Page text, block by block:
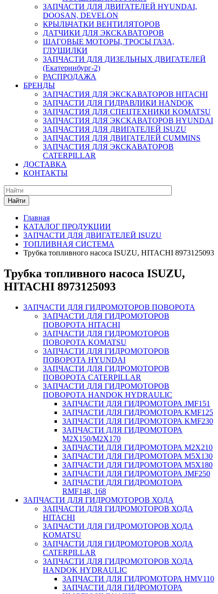
ЗАПЧАСТИ ДЛЯ ДВИГАТЕЛЕЙ HYUNDAI,
DOOSAN, DEVELON
КРЫЛЬЧАТКИ ВЕНТИЛЯТОРОВ
ДАТЧИКИ ДЛЯ ЭКСКАВАТОРОВ
ШАГОВЫЕ МОТОРЫ, ТРОСЫ ГАЗА,
ГЛУШИЛКИ
ЗАПЧАСТИ ДЛЯ ДИЗЕЛЬНЫХ ДВИГАТЕЛЕЙ
(Екатеринбург-2)
РАСПРОДАЖА
БРЕНДЫ
ЗАПЧАСТИЯ ДЛЯ ЭКСКАВАТОРОВ HITACHI
ЗАПЧАСТИ ДЛЯ ГИДРАВЛИКИ HANDOK
ЗАПЧАСТИЯ ДЛЯ СПЕЦТЕХНИКИ KOMATSU
ЗАПЧАСТИЯ ДЛЯ ЭКСКАВАТОРОВ HYUNDAI
ЗАПЧАСТИЯ ДЛЯ ДВИГАТЕЛЕЙ ISUZU
ЗАПЧАСТИЯ ДЛЯ ДВИГАТЕЛЕЙ CUMMINS
ЗАПЧАСТИЯ ДЛЯ ЭКСКАВАТОРОВ
CATERPILLAR
ДОСТАВКА
КОНТАКТЫ
Найти
Главная
КАТАЛОГ ПРОДУКЦИИ
ЗАПЧАСТИ ДЛЯ ДВИГАТЕЛЕЙ ISUZU
ТОПЛИВНАЯ СИСТЕМА
Трубка топливного насоса ISUZU, HITACHI 8973125093
Трубка топливного насоса ISUZU,
HITACHI 8973125093
ЗАПЧАСТИ ДЛЯ ГИДРОМОТОРОВ ПОВОРОТА
ЗАПЧАСТИ ДЛЯ ГИДРОМОТОРОВ
ПОВОРОТА HITACHI
ЗАПЧАСТИ ДЛЯ ГИДРОМОТОРОВ
ПОВОРОТА KOMATSU
ЗАПЧАСТИ ДЛЯ ГИДРОМОТОРОВ
ПОВОРОТА HYUNDAI
ЗАПЧАСТИ ДЛЯ ГИДРОМОТОРОВ
ПОВОРОТА CATERPILLAR
ЗАПЧАСТИ ДЛЯ ГИДРОМОТОРОВ
ПОВОРОТА HANDOK HYDRAULIC
ЗАПЧАСТИ ДЛЯ ГИДРОМОТОРА JMF151
ЗАПЧАСТИ ДЛЯ ГИДРОМОТОРА KMF125
ЗАПЧАСТИ ДЛЯ ГИДРОМОТОРА KMF230
ЗАПЧАСТИ ДЛЯ ГИДРОМОТОРА
M2X150/M2X170
ЗАПЧАСТИ ДЛЯ ГИДРОМОТОРА M2X210
ЗАПЧАСТИ ДЛЯ ГИДРОМОТОРА M5X130
ЗАПЧАСТИ ДЛЯ ГИДРОМОТОРА M5X180
ЗАПЧАСТИ ДЛЯ ГИДРОМОТОРА JMF250
ЗАПЧАСТИ ДЛЯ ГИДРОМОТОРА
RMF148, 168
ЗАПЧАСТИ ДЛЯ ГИДРОМОТОРОВ ХОДА
ЗАПЧАСТИ ДЛЯ ГИДРОМОТОРОВ ХОДА
HITACHI
ЗАПЧАСТИ ДЛЯ ГИДРОМОТОРОВ ХОДА
KOMATSU
ЗАПЧАСТИ ДЛЯ ГИДРОМОТОРОВ ХОДА
CATERPILLAR
ЗАПЧАСТИ ДЛЯ ГИДРОМОТОРОВ ХОДА
HANDOK HYDRAULIC
ЗАПЧАСТИ ДЛЯ ГИДРОМОТОРА HMV110
ЗАПЧАСТИ ДЛЯ ГИДРОМОТОРА